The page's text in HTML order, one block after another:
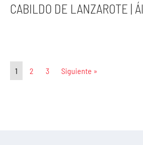
CABILDO DE LANZAROTE |
1 2 3 Siguiente »